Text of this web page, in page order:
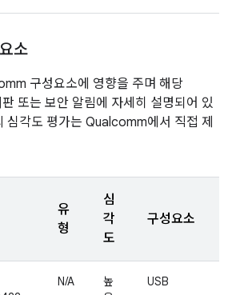
소
구성요소에 영향을 주며 해당
또는 보안 알림에 자세히 설명되어 있
심각도 평가는 Qualcomm에서 직접 제
유
형
심
각
도
구성요소
N/A
높
USB